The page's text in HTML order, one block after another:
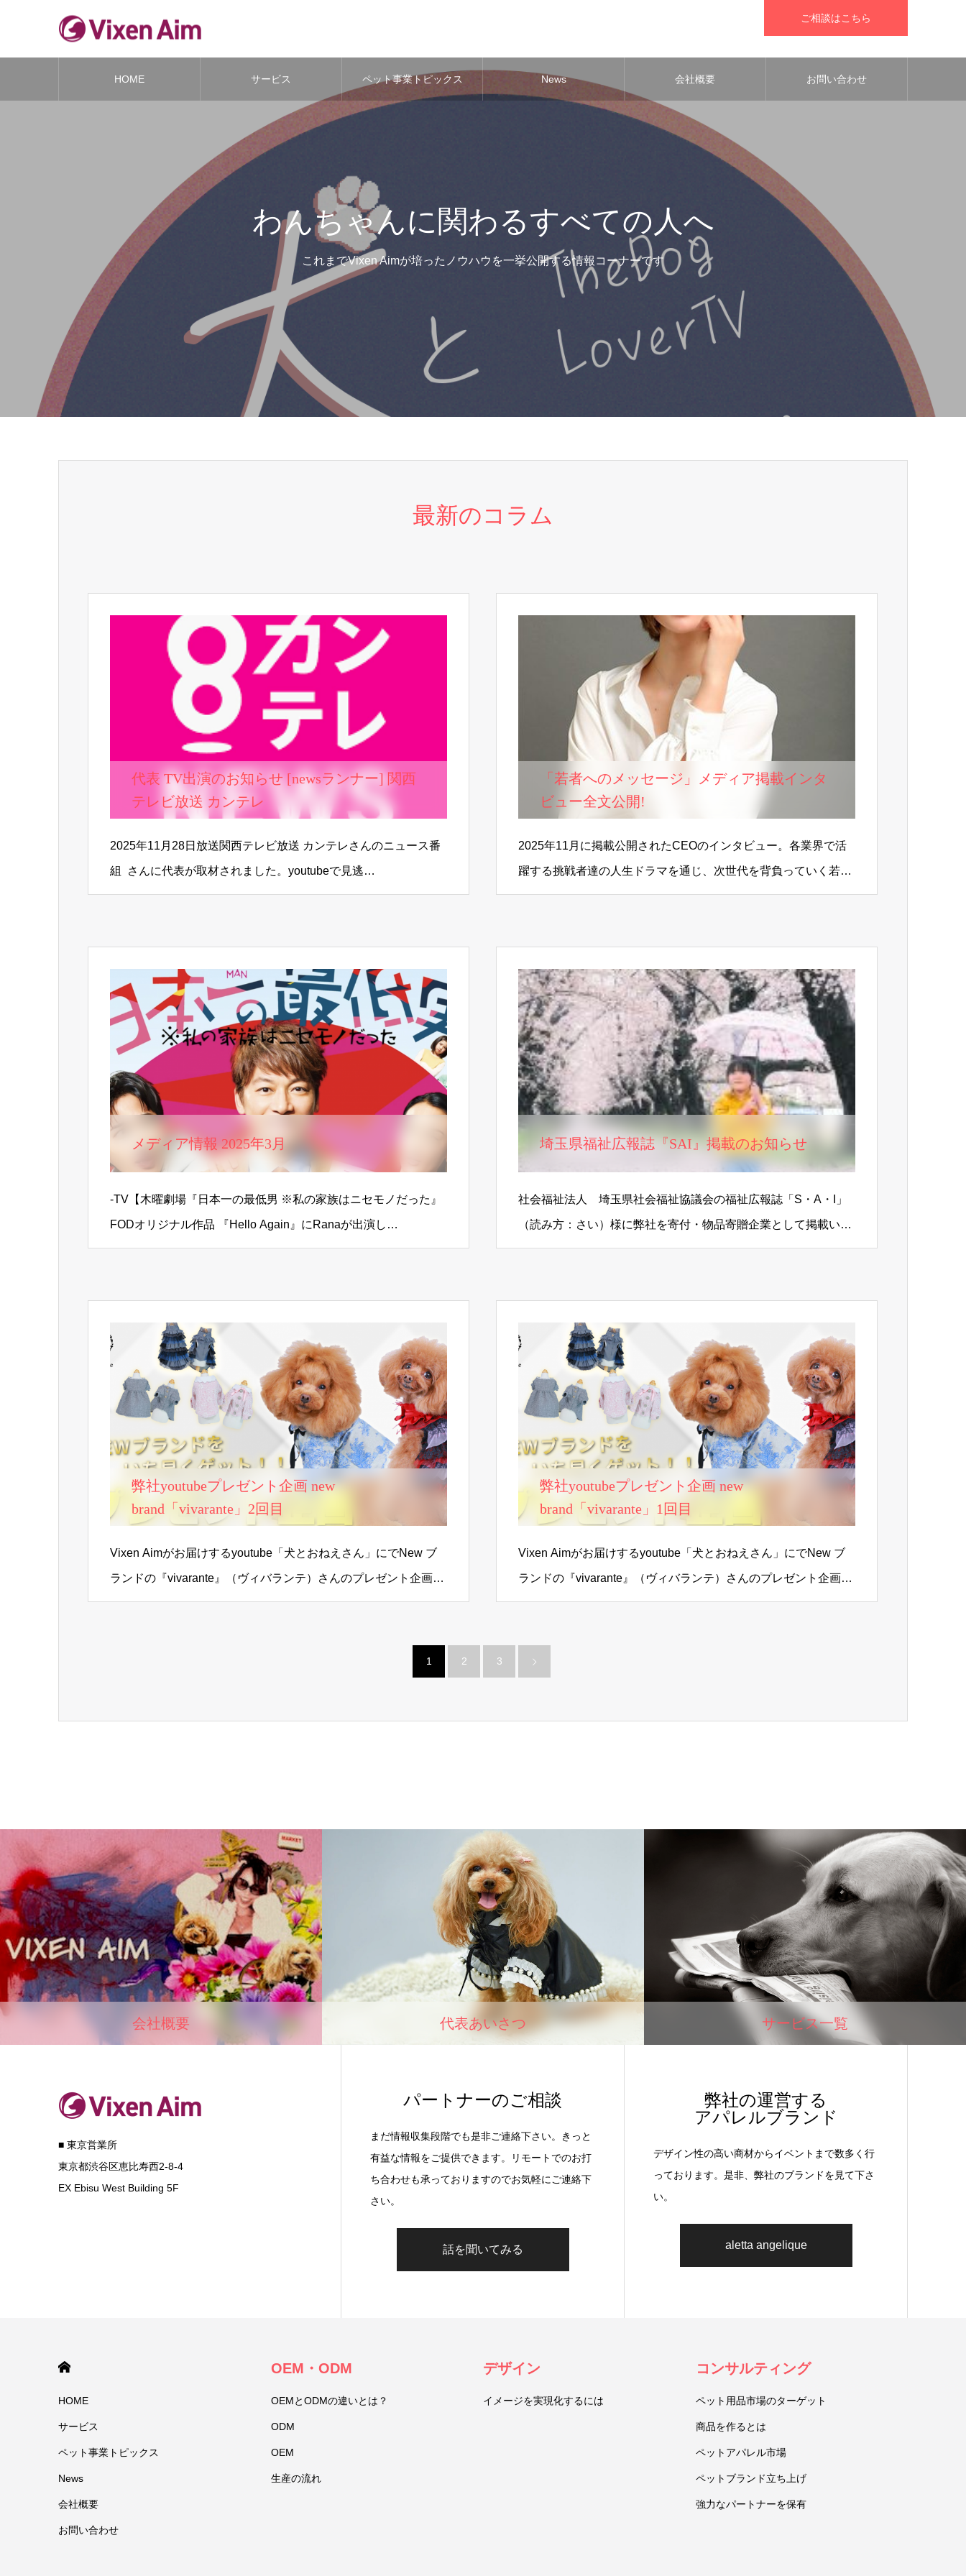
ご相談はこちら
HOME サービス ペット事業トピックス News 会社概要 お問い合わせ
わんちゃんに関わるすべての人へ
これまでVixen Aimが培ったノウハウを一挙公開する情報コーナーです
最新のコラム
代表 TV出演のお知らせ [newsランナー] 関西
テレビ放送 カンテレ
2025年11月28日放送関西テレビ放送 カンテレさんのニュース番
組 さんに代表が取材されました。youtubeで見逃…
「若者へのメッセージ」メディア掲載インタ
ビュー全文公開!
2025年11月に掲載公開されたCEOのインタビュー。各業界で活
躍する挑戦者達の人生ドラマを通じ、次世代を背負っていく若者
を応援することを目的とした…
メディア情報 2025年3月
-TV【木曜劇場『日本一の最低男 ※私の家族はニセモノだった』
FODオリジナル作品 『Hello Again』にRanaが出演し…
埼玉県福祉広報誌『SAI』掲載のお知らせ
社会福祉法人 埼玉県社会福祉協議会の福祉広報誌「S・A・I」
（読み方：さい）様に弊社を寄付・物品寄贈企業として掲載いた
だきました。福祉広報誌…
弊社youtubeプレゼント企画 new
brand「vivarante」2回目
Vixen Aimがお届けするyoutube「犬とおねえさん」にでNew ブ
ランドの『vivarante』（ヴィバランテ）さんのプレゼント企画を
開催中！…
弊社youtubeプレゼント企画 new
brand「vivarante」1回目
Vixen Aimがお届けするyoutube「犬とおねえさん」にでNew ブ
ランドの『vivarante』（ヴィバランテ）さんのプレゼント企画を
開催中！…
1 2 3
会社概要 代表あいさつ サービス一覧
■ 東京営業所
東京都渋谷区恵比寿西2-8-4
EX Ebisu West Building 5F
パートナーのご相談
まだ情報収集段階でも是非ご連絡下さい。きっと
有益な情報をご提供できます。リモートでのお打
ち合わせも承っておりますのでお気軽にご連絡下
さい。
話を聞いてみる
弊社の運営する
アパレルブランド
デザイン性の高い商材からイベントまで数多く行
っております。是非、弊社のブランドを見て下さ
い。
aletta angelique
HOME
サービス
ペット事業トピックス
News
会社概要
お問い合わせ
OEM・ODM
OEMとODMの違いとは？
ODM
OEM
生産の流れ
デザイン
イメージを実現化するには
コンサルティング
ペット用品市場のターゲット
商品を作るとは
ペットアパレル市場
ペットブランド立ち上げ
強力なパートナーを保有